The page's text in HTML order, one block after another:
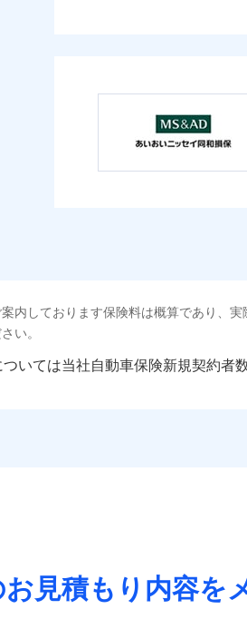
内しております保険料は概算であり、
い。
ついては当社 新規契約者
見積もり内容を